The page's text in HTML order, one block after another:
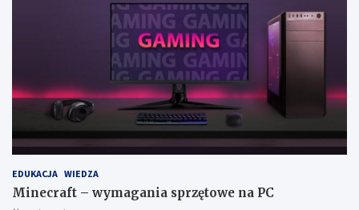
EDUKACJA WIEDZA
Minecraft – wymagania sprzętowe na PC